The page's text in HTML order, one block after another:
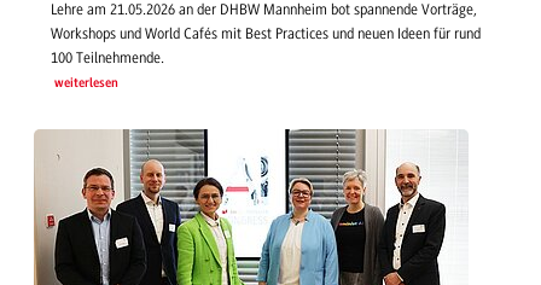
Lehre am 21.05.2026 an der DHBW Mannheim bot spannende Vorträge,
Workshops und World Cafés mit Best Practices und neuen Ideen für rund
100 Teilnehmende.
weiterlesen